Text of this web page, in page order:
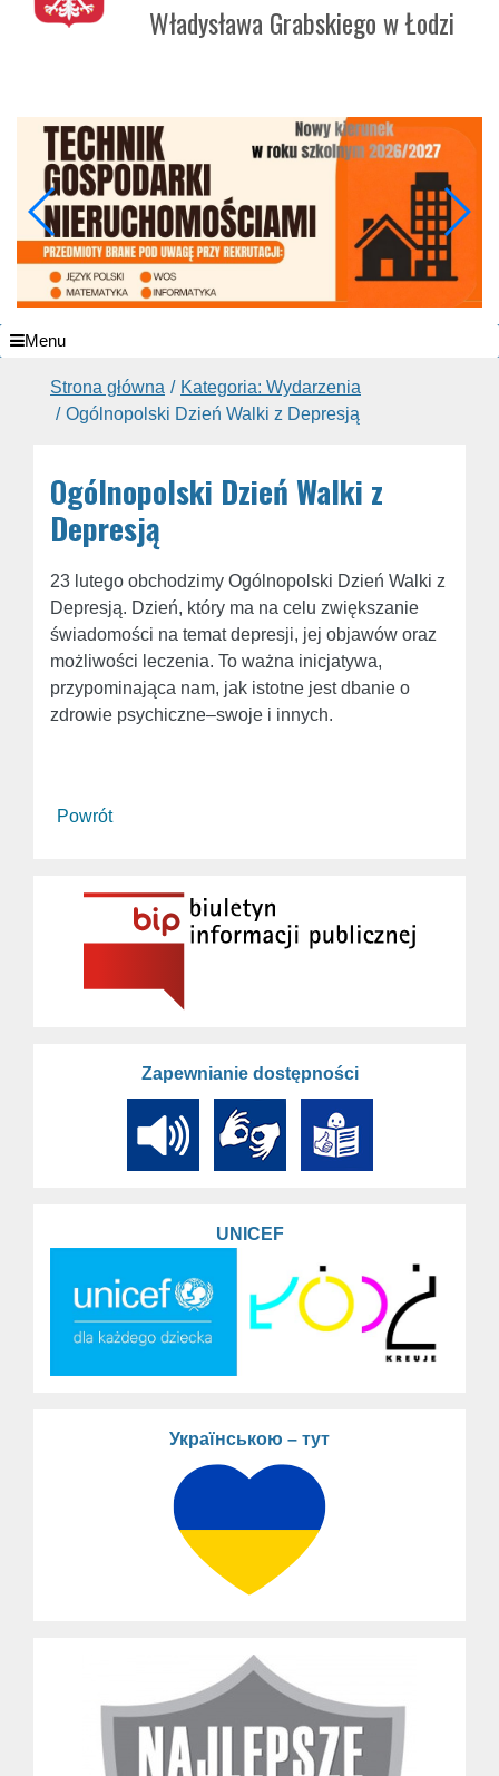
Władysława Grabskiego w Łodzi
Menu
Strona główna
Kategoria: Wydarzenia
Ogólnopolski Dzień Walki z Depresją
Ogólnopolski Dzień Walki z
Depresją
23 lutego obchodzimy Ogólnopolski Dzień Walki z
Depresją. Dzień, który ma na celu zwiększanie
świadomości na temat depresji, jej objawów oraz
możliwości leczenia. To ważna inicjatywa,
przypominająca nam, jak istotne jest dbanie o
zdrowie psychiczne–swoje i innych.
Powrót
Zapewnianie dostępności
UNICEF
Українською – тут